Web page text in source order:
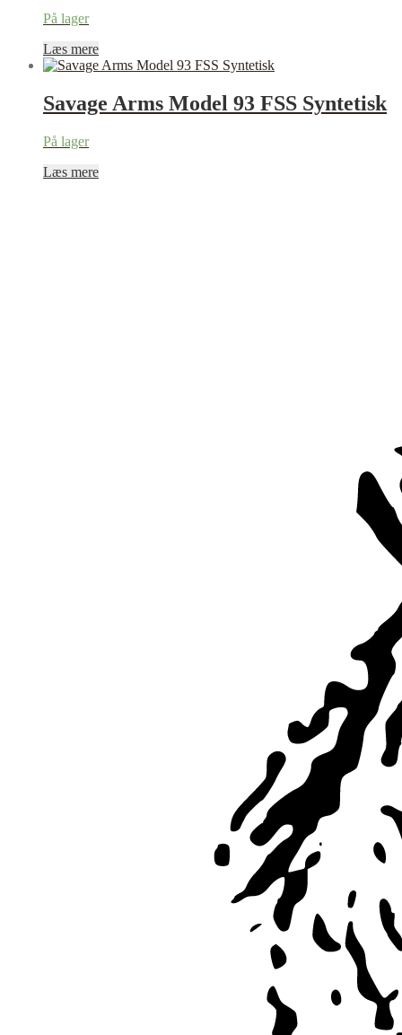
På lager
Læs mere
Savage Arms Model 93 FSS Syntetisk
På lager
Læs mere